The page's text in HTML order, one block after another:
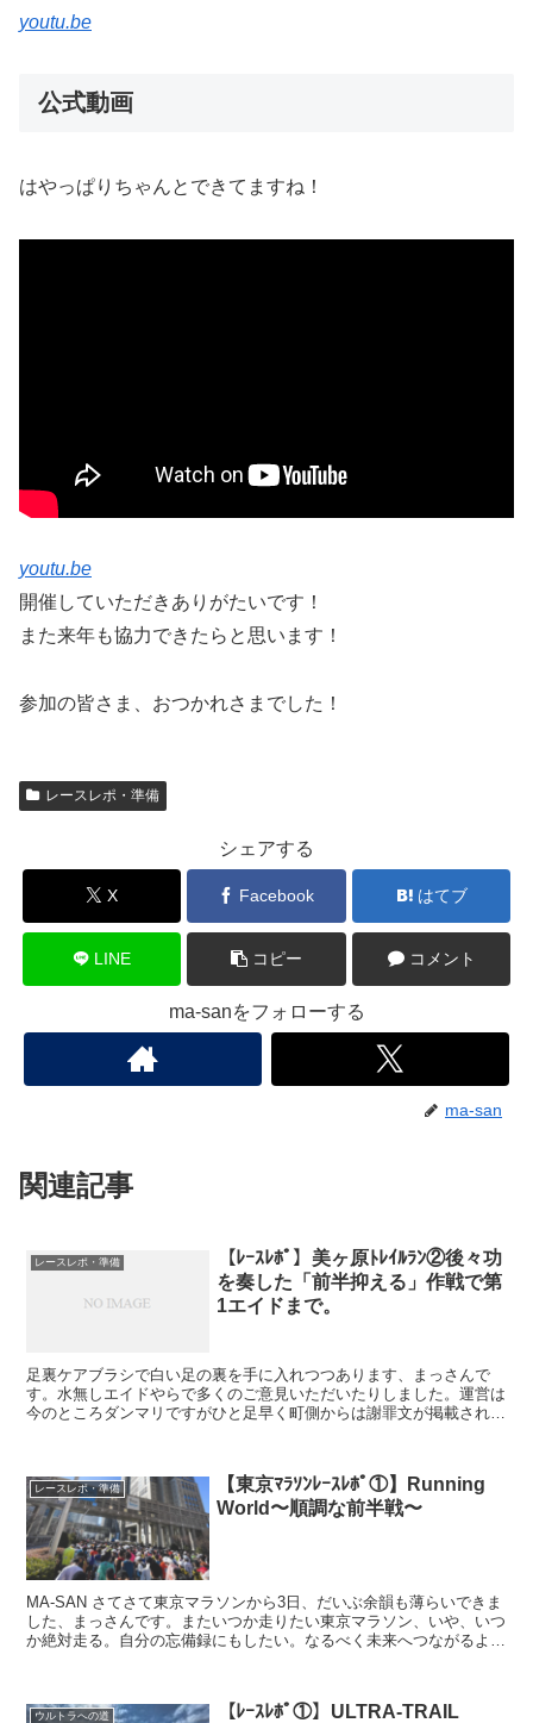
youtu.be
公式動画
はやっぱりちゃんとできてますね！
youtu.be
開催していただきありがたいです！
また来年も協力できたらと思います！
参加の皆さま、おつかれさまでした！
レースレポ・準備
シェアする
X Facebook はてブ
LINE コピー コメント
ma-sanをフォローする
ma-san
関連記事
レースレポ・準備
【ﾚｰｽﾚﾎﾟ】美ヶ原ﾄﾚｲﾙﾗﾝ②後々功
を奏した「前半抑える」作戦で第
1エイドまで。
足裏ケアブラシで白い足の裏を手に入れつつあります、まっさんで
す。水無しエイドやらで多くのご意見いただいたりしました。運営は
今のところダンマリですがひと足早く町側からは謝罪文が掲載される
レースレポ・準備
【東京ﾏﾗｿﾝﾚｰｽﾚﾎﾟ①】Running
World〜順調な前半戦〜
MA-SAN さてさて東京マラソンから3日、だいぶ余韻も薄らいできま
した、まっさんです。またいつか走りたい東京マラソン、いや、いつ
か絶対走る。自分の忘備録にもしたい。なるべく未来へつながるよう
ウルトラへの道
【ﾚｰｽﾚﾎﾟ①】ULTRA-TRAIL